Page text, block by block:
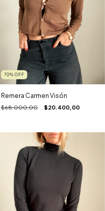
70% OFF
Remera Carmen Visón
$68.000,00 $20.400,00